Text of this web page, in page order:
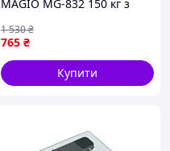
MAGIO MG-832 150 кг з
765 ₴
1 530₴
Купити